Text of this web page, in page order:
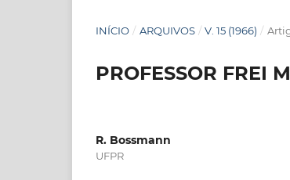
INÍCIO / ARQUIVOS / V. 15 (1966) /
PROFESSOR FREI
R. Bossmann
UFPR